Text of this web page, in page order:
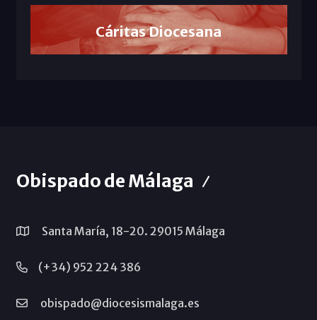
Cáritas Diocesana
Obispado de Málaga
Santa María, 18-20. 29015 Málaga
(+34) 952 224 386
obispado@diocesismalaga.es